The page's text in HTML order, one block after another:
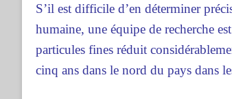
S’il est difficile d’en déterminer
humaine, une équipe de recherche
particules fines réduit
cinq ans dans le nord du pays dans